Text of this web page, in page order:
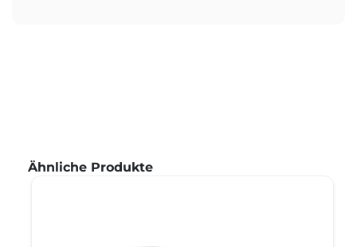
Produktgalerie überspringen
Ähnliche Produkte